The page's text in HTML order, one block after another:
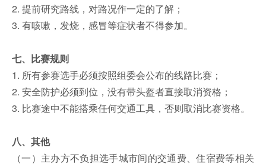
2. 提前研究路线，对路况作一定的了解；
3. 有咳嗽，发烧，感冒等症状者不得参加。
七、比赛规则
1. 所有参赛选手必须按照组委会公布的线路比赛；
2. 安全防护必须到位，没有带头盔者直接取消资格；
3. 比赛途中不能搭乘任何交通工具，否则取消比赛资格。
八、其他
（一）主办方不负担选手城市间的交通费、住宿费等相关